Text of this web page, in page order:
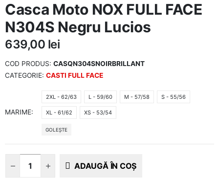
Casca Moto NOX FULL FACE
N304S Negru Lucios
639,00 lei
COD PRODUS: CASQN304SNOIRBRILLANT
CATEGORIE: CASTI FULL FACE
MARIME
2XL - 62/63 L - 59/60 M - 57/58 S - 55/56
XL - 61/62 XS - 53/54
GOLEȘTE
ADAUGĂ ÎN COȘ